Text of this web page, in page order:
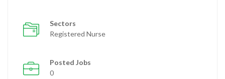
Sectors
Registered Nurse
Posted Jobs
0